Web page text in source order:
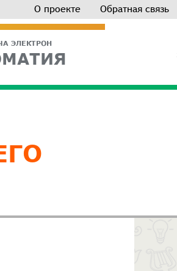
О проекте Обратная связь
ЭЛЕКТРОН